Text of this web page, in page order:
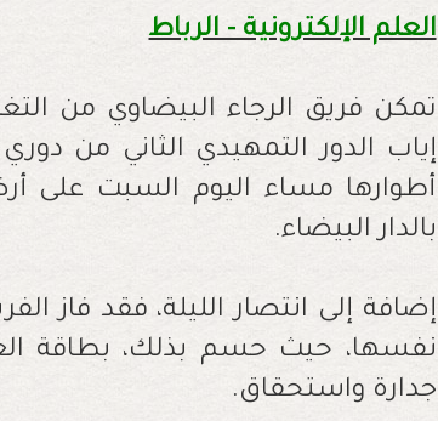
العلم الإلكترونية - الرباط
إياب الدور التمهيدي الثاني من
أطوارها مساء اليوم السبت على
بالدار البيضاء.
إضافة إلى انتصار الليلة، فقد فاز
نفسها، حيث حسم بذلك، بطاقة
جدارة واستحقاق.